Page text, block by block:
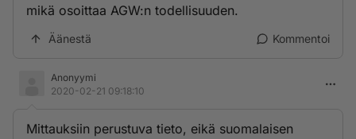
mikä osoittaa AGW:n todellisuuden.
Äänestä Kommentoi
Anonyymi
2020-02-21 09:18:10
Mittauksiin perustuva tieto, eikä suomalaisen